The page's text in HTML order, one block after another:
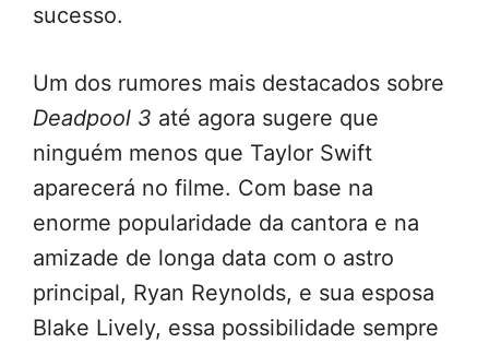
sucesso.
Um dos rumores mais destacados sobre
Deadpool 3 até agora sugere que
ninguém menos que Taylor Swift
aparecerá no filme. Com base na
enorme popularidade da cantora e na
amizade de longa data com o astro
principal, Ryan Reynolds, e sua esposa
Blake Lively, essa possibilidade sempre